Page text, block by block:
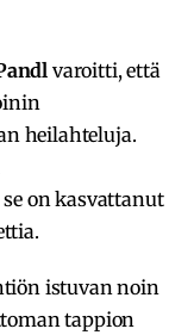
varoitti, että
heilahteluja.
on kasvattanut
istuvan noin
tappion